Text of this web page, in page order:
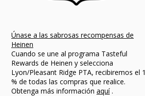
Únase a las sabrosas recompensas de
Heinen
Cuando se une al programa Tasteful
Rewards de Heinen y selecciona
Lyon/Pleasant Ridge PTA, recibiremos el 1
% de todas las compras que realice.
Obtenga más información aquí.